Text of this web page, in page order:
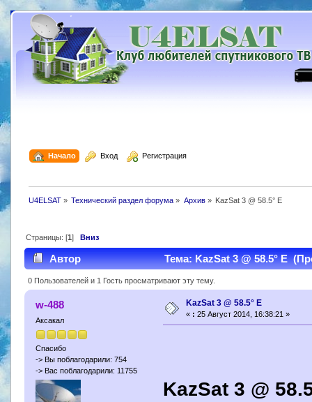
Начало Вход Регистрация
U4ELSAT» Технический раздел форума » Архив» KazSat 3 @ 58.5° Е
Страницы: [1] Вниз
Автор Тема: KazSat 3 @ 58.5° Е
0 Пользователей и 1 Гость просматривают эту тему.
w-488
Аксакал
Спасибо
-> Вы поблагодарили: 754
-> Вас поблагодарили: 11755
KazSat 3 @ 58.5° Е
« : 25 Август 2014, 16:38:21 »
KazSat 3 @